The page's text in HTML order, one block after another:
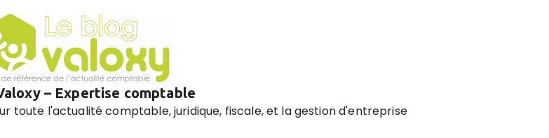
– Expertise comptable
toute l'actualité comptable, juridique, fiscale, et la gestion d'entreprise